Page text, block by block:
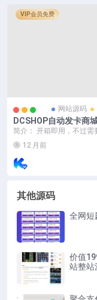
VIP会员免费
网站源码
DCSHOP自动发卡商
开通分店分销，支持
货，自带博客功能
简介： 开箱即用，不过需
改一下跳转链接 其实就是
文件，不过加了一...
12 月前
其他源码
全网短
价值
站整站